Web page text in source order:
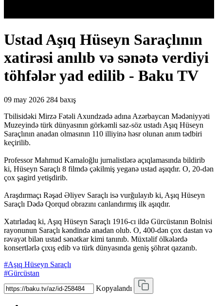
Ustad Aşıq Hüseyn Saraçlının
xatirəsi anılıb və sənətə verdiyi
töhfələr yad edilib - Baku TV
09 may 2026 284 baxış
Tbilisidəki Mirzə Fətəli Axundzadə adına Azərbaycan Mədəniyyəti
Muzeyində türk dünyasının görkəmli saz-söz ustadı Aşıq Hüseyn
Saraçlının anadan olmasının 110 illiyinə həsr olunan anım tədbiri
keçirilib.
Professor Mahmud Kamaloğlu jurnalistlərə açıqlamasında bildirib
ki, Hüseyn Saraçlı 8 filmdə çəkilmiş yeganə ustad aşıqdır. O, 20-dən
çox şagird yetişdirib.
Araşdırmaçı Rəşad Əliyev Saraçlı isə vurğulayıb ki, Aşıq Hüseyn
Saraçlı Dədə Qorqud obrazını canlandırmış ilk aşıqdır.
Xatırladaq ki, Aşıq Hüseyn Saraçlı 1916-cı ildə Gürcüstanın Bolnisi
rayonunun Saraçlı kəndində anadan olub. O, 400-dən çox dastan və
rəvayət bilən ustad sənətkar kimi tanınıb. Müxtəlif ölkələrdə
konsertlərlə çıxış edib və türk dünyasında geniş şöhrət qazanıb.
#Aşıq Hüseyn Saraçlı
#Gürcüstan
Kopyalandı